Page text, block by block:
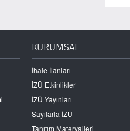
KURUMSAL
İhale İlanları
İZÜ Etkinlikler
İZÜ Yayınları
Sayılarla İZU
Tanıtım Materyalleri